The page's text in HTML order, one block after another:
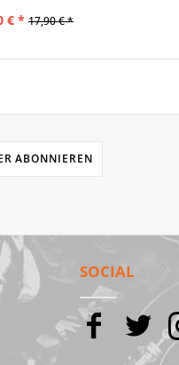
€ * 17,90 € *
ABONNIEREN
SOCIAL